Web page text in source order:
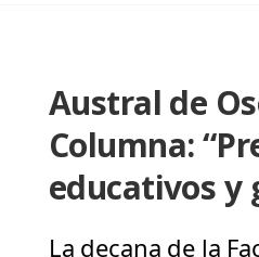
Austral de
Columna:
educativos y
La decana de la